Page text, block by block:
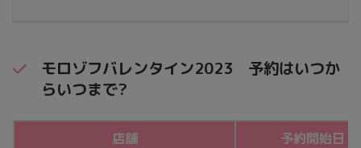
モロゾフバレンタイン2023 予約はいつか
らいつまで?
店舗 予約開始日